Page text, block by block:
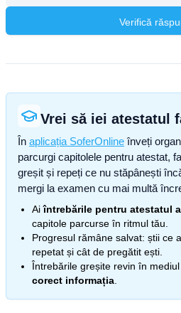
Verifică
Vrei să iei atestatul
În aplicația SoferOnline înveți
parcurgi capitolele pentru atestat,
greșit și repeți ce nu stăpânești
mergi la examen cu mai multă
Aiîntrebările pentru atestatul
capitole parcurse în ritmul tău.
Progresul rămâne salvat: știi ce
repetat și cât de pregătit ești.
Întrebările greșite revin în
corect informația